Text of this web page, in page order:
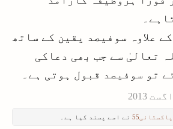
کے علاوہ سوفیصد یقین کے ساتھ
تعالیٰ سے جب بھی دعاکی
تو سوفیصد قبول ہوتی ہے۔
پاکستانی55 نے اسے پسند کیا ہے۔